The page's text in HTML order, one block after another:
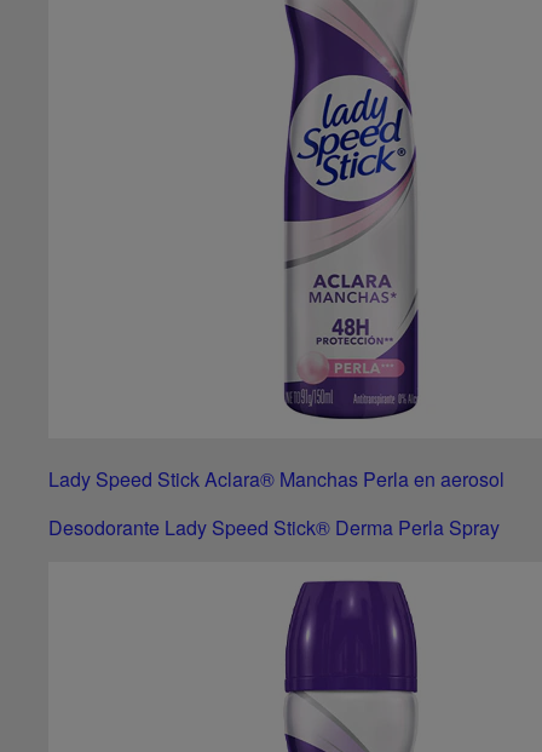
Lady Speed Stick Aclara® Manchas Perla en aerosol
Desodorante Lady Speed Stick® Derma Perla Spray